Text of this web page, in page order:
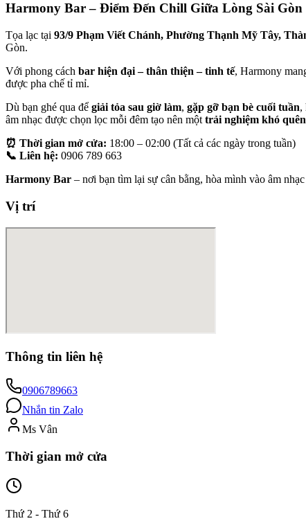
Harmony Bar – Điểm Đến Chill Giữa Lòng Sài Gòn
Tọa lạc tại 93/9 Phạm Viết Chánh, Phường Thạnh Mỹ Tây,
Gòn.
Với phong cách bar hiện đại – thân thiện – tinh tế, Harmony
được pha chế tỉ mỉ.
Dù bạn ghé qua để giải tỏa sau giờ làm, gặp gỡ bạn bè cuối tuần,
âm nhạc được chọn lọc mỗi đêm tạo nên một trải nghiệm khó quên
⏰ Thời gian mở cửa: 18:00 – 02:00 (Tất cả các ngày trong tuần)
📞 Liên hệ: 0906 789 663
Harmony Bar – nơi bạn tìm lại sự cân bằng, hòa mình vào âm
Vị trí
Thông tin liên hệ
0906789663
Nhắn tin Zalo
Ms Vân
Thời gian mở cửa
Thứ 2 - Thứ 6